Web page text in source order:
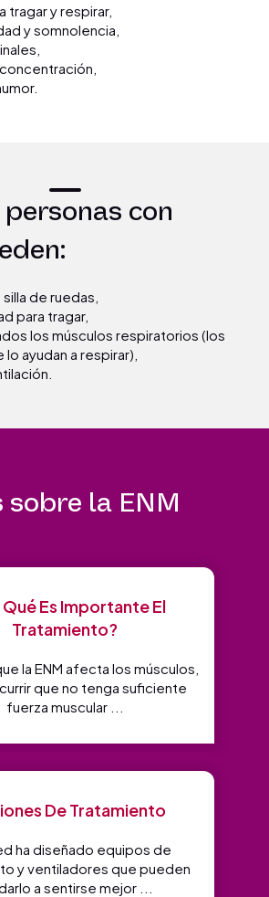
tragar y respirar,
y somnolencia,
con
de ruedas,
para tragar,
los músculos respiratorios (los
ayudan a respirar),
sobre la ENM
Qué Es Importante El
Tratamiento?
la ENM afecta los músculos,
que no tenga suficiente
fuerza muscular ...
De Tratamiento
ha diseñado equipos de
y ventiladores que pueden
a sentirse mejor ...